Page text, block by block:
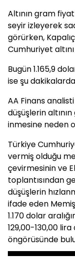
Altının gram
seyir izleyerek
görürken,
Cumhuriyet
Bugün 1.165,9
ise şu
AA Finans
düşüşlerin
inmesine neden
Türkiye
vermiş olduğu
çevirmesinin ve
toplantısından
düşüşlerin
ifade eden
1.170 dolar
129,00-130,00
öngörüsünde